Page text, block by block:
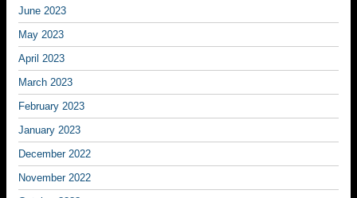
June 2023
May 2023
April 2023
March 2023
February 2023
January 2023
December 2022
November 2022